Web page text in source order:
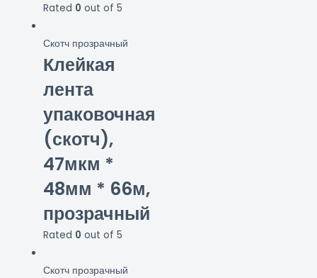
Rated 0 out of 5
Скотч прозрачный
Клейкая
лента
упаковочная
(скотч),
47мкм *
48мм * 66м,
прозрачный
Rated 0 out of 5
Скотч прозрачный